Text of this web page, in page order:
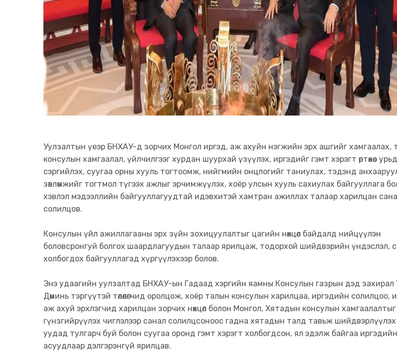
Уулзалтын үеэр БНХАУ-д зорчих Монгол иргэд, аж ахуйн нэгжийн эрх ашгийг хамгаалах,
консулын хамгаалал, үйлчилгээг хурдан шуурхай үзүүлэх, иргэдийг гэмт хэрэгт өртөхөөс
сэргийлэх, суугаа орны хууль тогтоомж, нийгмийн онцлогийг таниулах, тэдэнд
зөвлөмжийг тогтмол түгээх ажлыг эрчимжүүлэх, хоёр улсын хууль сахиулах байгууллага
хэвлэл мэдээллийн байгууллагуудтай идэвхитэй хамтран ажиллах талаар харилцан
солилцов.
Консулын үйл ажиллагааны эрх зүйн зохицуулалтыг цагийн нөхцөл байдалд нийцүүлэн
боловсронгуй болгох шаардлагуудын талаар ярилцаж, тодорхой шийдвэрийн үндэслэл,
холбогдох байгууллагад хүргүүлэхээр болов.
Энэ удаагийн уулзалтад БНХАУ-ын Гадаад хэргийн яамны Консулын газрын дэд захирал
Дөминь тэргүүтэй төлөөлөгчид оролцож, хоёр талын консулын харилцаа, иргэдийн солилцоо,
аж ахуй эрхлэгчид харилцан зорчих нөхцөл болон Монгол, Хятадын консулын хамгаалалтыг
гүнзгийрүүлэх чиглэлээр санал солилцсоноос гадна хятадын талд тавьж
уудад тулгарч буй болон суугаа оронд гэмт хэрэгт холбогдсон, ял эдэлж байгаа иргэдийн
асуудлаар дэлгэрэнгүй ярилцав.